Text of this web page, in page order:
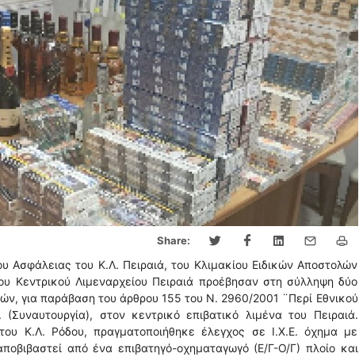
Share:
Ασφάλειας του Κ.Λ. Πειραιά, του Κλιμακίου Ειδικών Αποστολών
Κεντρικού Λιμεναρχείου Πειραιά προέβησαν στη σύλληψη δύο
για παράβαση του άρθρου 155 του Ν. 2960/2001 ¨Περί Εθνικού
στον κεντρικό επιβατικό λιμένα του Πειραιά.
Κ.Λ. Ρόδου, πραγματοποιήθηκε έλεγχος σε Ι.Χ.Ε. όχημα με
από ένα επιβατηγό-οχηματαγωγό (Ε/Γ-Ο/Γ) πλοίο και